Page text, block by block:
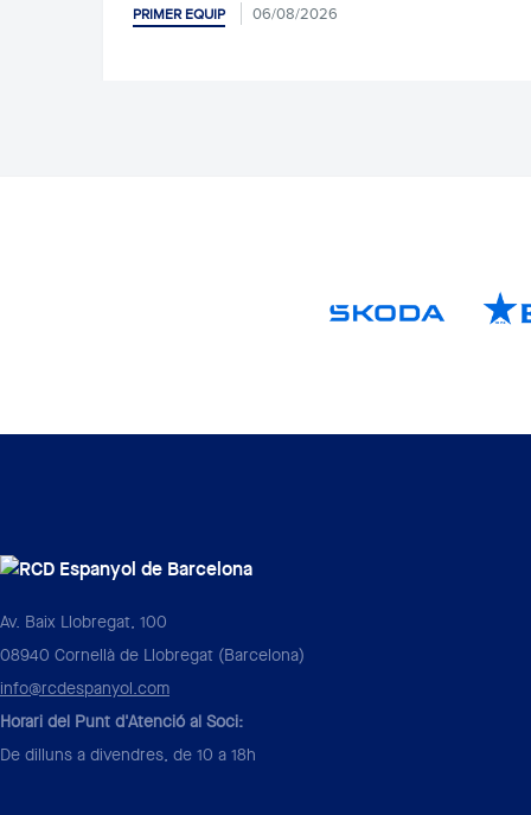
Av. Baix Llobregat, 100
08940 Cornellà de Llobregat (Barcelona)
info@rcdespanyol.com
Horari del Punt d'Atenció al Soci:
De dilluns a divendres, de 10 a 18h